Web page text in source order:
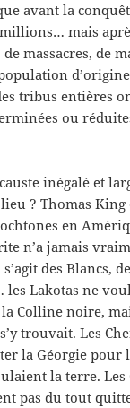
avant la
mais
massacres, de
tribus entières
ou
inégalé et
? Thomas King
en
n’a jamais
des Blancs,
les Lakotas ne
la Colline noire,
trouvait. Les
la Géorgie pour
la terre. Les
pas du tout